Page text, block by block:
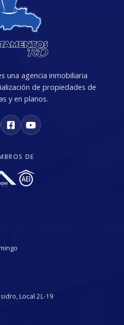
una agencia inmobiliaria
de propiedades de
y en planos.
DE
Local 2L-19